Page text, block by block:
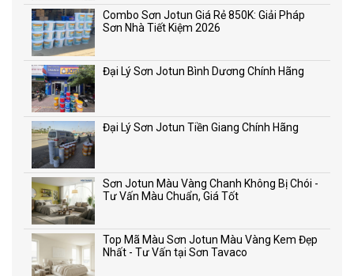
Combo Sơn Jotun Giá Rẻ 850K: Giải Pháp
Sơn Nhà Tiết Kiệm 2026
Đại Lý Sơn Jotun Bình Dương Chính Hãng
Đại Lý Sơn Jotun Tiền Giang Chính Hãng
Sơn Jotun Màu Vàng Chanh Không Bị Chói -
Tư Vấn Màu Chuẩn, Giá Tốt
Top Mã Màu Sơn Jotun Màu Vàng Kem Đẹp
Nhất - Tư Vấn tại Sơn Tavaco